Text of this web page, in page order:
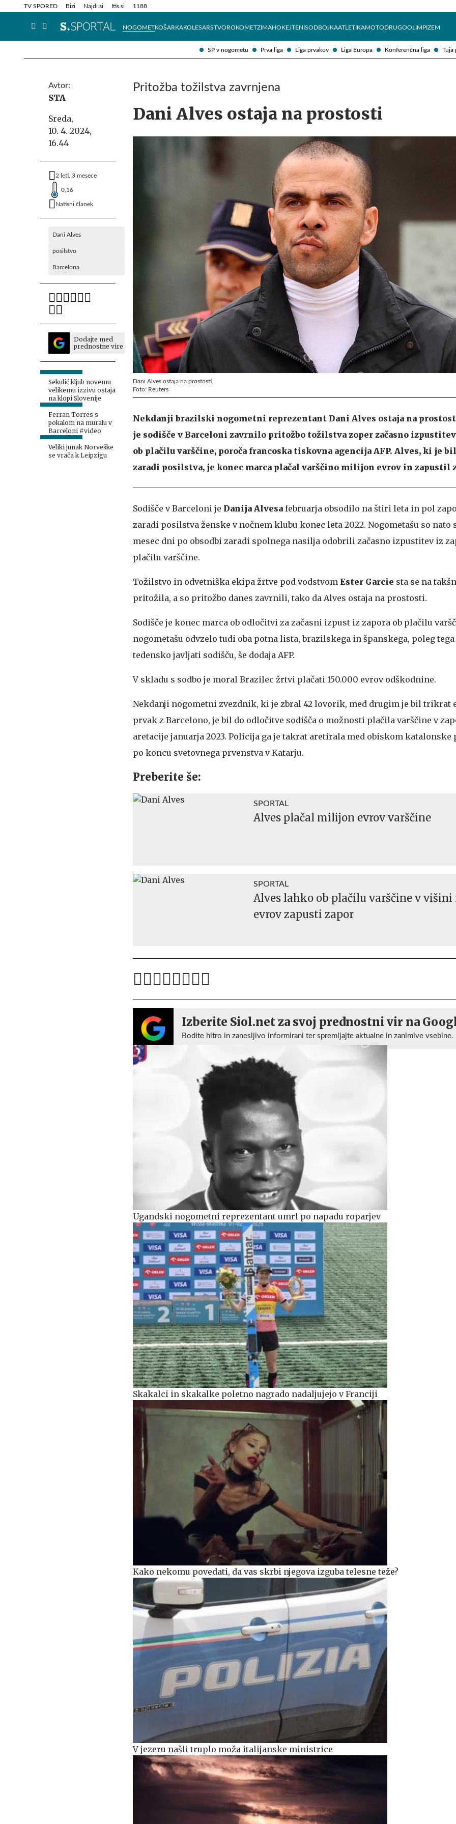
SP v nogometu Prva liga Liga prvakov Liga Europa Konferenčna liga Tuja
TV SPORED Bizi Najdi.si Itis.si 1188
NOGOMETKOŠARKAKOLESARSTVOROKOMETZIMAHOKEJTENISODBOJKAATLETIKAMOTODRUGOOLIMPIZEM
Info in obvestila Tehnik
Avtor:
STA
Sreda,
10. 4. 2024,
16.44
2 leti, 3 mesece
0,16
Natisni članek
Dani Alves
posilstvo
Barcelona
Dodajte med
prednostne vire
Sekulić kljub novemu
velikemu izzivu ostaja
na klopi Slovenije
Ferran Torres s
pokalom na muralu v
Barceloni #video
Veliki junak Norveške
se vrača k Leipzigu
Pritožba tožilstva zavrnjena
Dani Alves ostaja na prostosti
Dani Alves ostaja na prostosti.
Foto: Reuters
Nekdanji brazilski nogometni reprezentant Dani Alves ostaja na
je sodišče v Barceloni zavrnilo pritožbo tožilstva zoper začasno
ob plačilu varščine, poroča francoska tiskovna agencija AFP. Alves, ki je
zaradi posilstva, je konec marca plačal varščino milijon evrov in zapustil
Sodišče v Barceloni je Danija Alvesa februarja obsodilo na štiri leta in pol
zaradi posilstva ženske v nočnem klubu konec leta 2022. Nogometašu so nato
mesec dni po obsodbi zaradi spolnega nasilja odobrili začasno izpustitev iz
plačilu varščine.
Tožilstvo in odvetniška ekipa žrtve pod vodstvom Ester Garcie sta se na
pritožila, a so pritožbo danes zavrnili, tako da Alves ostaja na prostosti.
Sodišče je konec marca ob odločitvi za začasni izpust iz zapora ob plačilu
nogometašu odvzelo tudi oba potna lista, brazilskega in španskega, poleg
tedensko javljati sodišču, še dodaja AFP.
V skladu s sodbo je moral Brazilec žrtvi plačati 150.000 evrov odškodnine.
Nekdanji nogometni zvezdnik, ki je zbral 42 lovorik, med drugim je bil trikrat
prvak z Barcelono, je bil do odločitve sodišča o možnosti plačila varščine v
aretacije januarja 2023. Policija ga je takrat aretirala med obiskom
po koncu svetovnega prvenstva v Katarju.
Preberite še:
SPORTAL
Alves plačal milijon evrov varščine
SPORTAL
Alves lahko ob plačilu varščine v
evrov zapusti zapor
Izberite Siol.net za svoj prednostni vir na
Bodite hitro in zanesljivo informirani ter spremljajte aktualne in zanimive vsebine.
Ugandski nogometni reprezentant umrl po napadu roparjev
Skakalci in skakalke poletno nagrado nadaljujejo v Franciji
Kako nekomu povedati, da vas skrbi njegova izguba telesne teže?
V jezeru našli truplo moža italijanske ministrice